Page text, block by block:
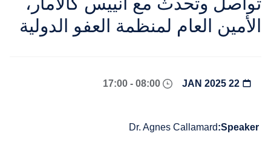
الأمين العام لمنظمة العفو الدولية
Speaker:
Dr. Agnes Callamard